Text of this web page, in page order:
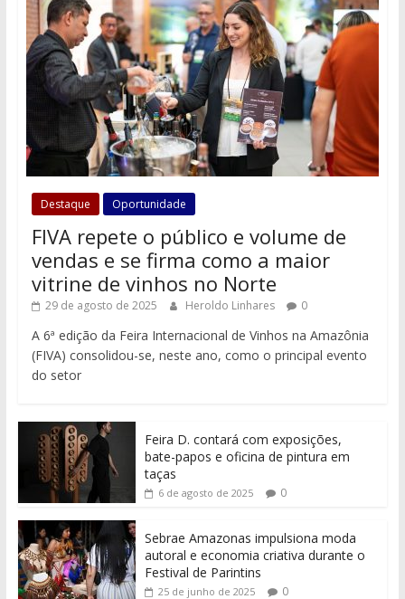
Destaque Oportunidade
FIVA repete o público e volume de
vendas e se firma como a maior
vitrine de vinhos no Norte
29 de agosto de 2025 Heroldo Linhares 0
A 6ª edição da Feira Internacional de Vinhos na Amazônia
(FIVA) consolidou-se, neste ano, como o principal evento
do setor
Feira D. contará com exposições,
bate-papos e oficina de pintura em
taças
6 de agosto de 2025 0
Sebrae Amazonas impulsiona moda
autoral e economia criativa durante o
Festival de Parintins
25 de junho de 2025 0